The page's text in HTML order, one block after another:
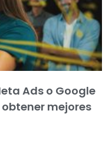
Ads o Google
mejores